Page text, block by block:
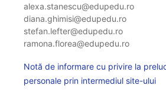
alexa.stanescu@edupedu.ro
diana.ghimisi@edupedu.ro
stefan.lefter@edupedu.ro
ramona.florea@edupedu.ro
Notă de informare cu privire la
personale prin intermediul site-ului